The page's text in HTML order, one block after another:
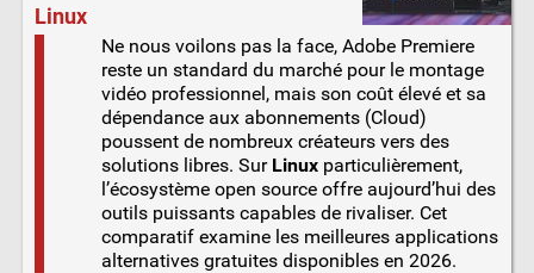
Linux
Ne nous voilons pas la face, Adobe Premiere
reste un standard du marché pour le montage
vidéo professionnel, mais son coût élevé et sa
dépendance aux abonnements (Cloud)
poussent de nombreux créateurs vers des
solutions libres. Sur Linuxparticulièrement,
l’écosystème open source offre aujourd’hui des
outils puissants capables de rivaliser. Cet
comparatif examine les meilleures applications
alternatives gratuites disponibles en 2026.